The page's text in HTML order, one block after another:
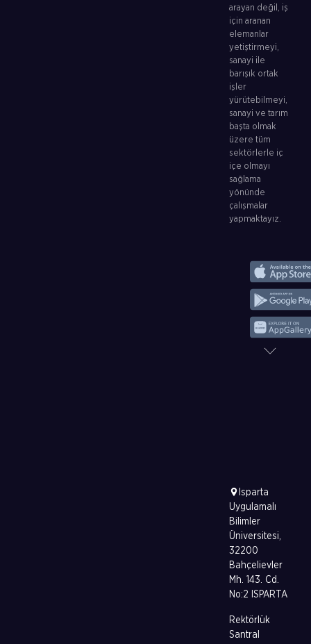
arayan değil, iş
için aranan
elemanlar
yetiştirmeyi,
sanayi ile
barışık ortak
işler
yürütebilmeyi,
sanayi ve tarım
başta olmak
üzere tüm
sektörlerle iç
içe olmayı
sağlama
yönünde
çalışmalar
yapmaktayız.
Isparta
Uygulamalı
Bilimler
Üniversitesi,
32200
Bahçelievler
Mh. 143. Cd.
No:2 ISPARTA
Rektörlük
Santral